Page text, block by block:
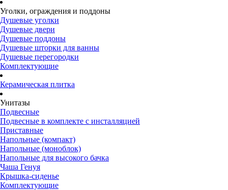
Уголки, ограждения и поддоны
Душевые уголки
Душевые двери
Душевые поддоны
Душевые шторки для ванны
Душевые перегородки
Комплектующие
Керамическая плитка
Унитазы
Подвесные
Подвесные в комплекте с инсталляцией
Приставные
Напольные (компакт)
Напольные (моноблок)
Напольные для высокого бачка
Чаша Генуя
Крышка-сиденье
Комплектующие